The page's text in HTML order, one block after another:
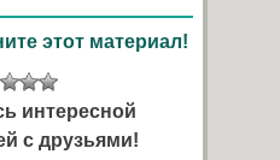
этот материал!
интересной
с друзьями!